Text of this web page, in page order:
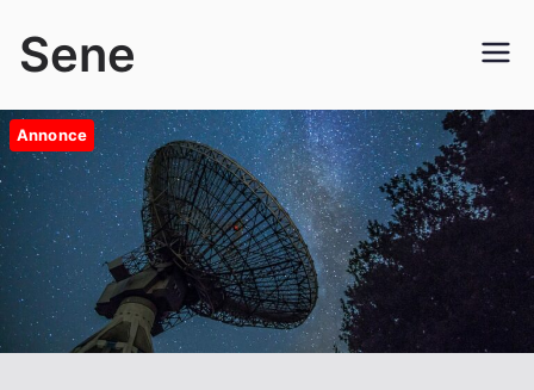
Sene
Annonce